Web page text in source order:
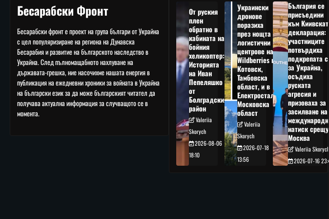
Бесарабски Фронт
Бесарабски фронт е проект на група българи от Украйна
с цел популяризиране на региона на Дунавска
Бесарабия и развитие на българското наследство в
Украйна. След пълномащабното нахлуване на
държавата-грешка, ние насочихме нашата енергия в
публикация на ежедневни хроники за войната в Украйна
на български език за да може българският читател да
получава актуална информация за случващото се в
момента.
От руския
плен
обратно в
кабината на
бойния
хеликоптер:
Историята
на Иван
Пепеляшко
от
Болградския
район
Valeriia
Skorych
2026-08-06
18:10
Украински
дронове
поразиха
през нощта
логистични
центрове на
Wildberries в
Котовск,
Тамбовска
област, и в
Електростал,
Московска
област
Valeriia
Skorych
2026-07-18
13:56
България се
присъедини
към Киивската
декларация:
участниците
потвърдиха
подкрепата си
за Украйна,
осъдиха
руската
агресия и
призоваха за
засилване на
натиск срещу
Москва
Valeriia Skorych
2026-07-16